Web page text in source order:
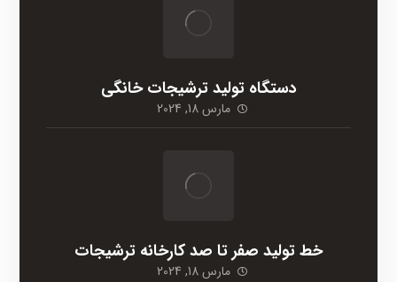
دستگاه تولید ترشیجات خانگی
مارس 18, 2024
خط تولید صفر تا صد کارخانه ترشیجات
مارس 18, 2024